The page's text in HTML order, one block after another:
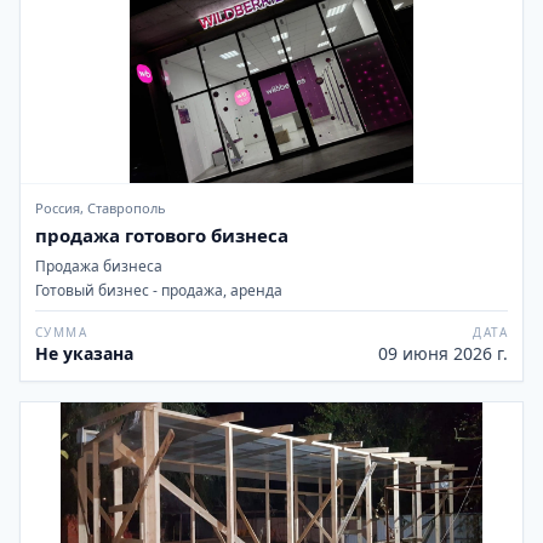
Россия, Ставрополь
продажа готового бизнеса
Продажа бизнеса
Готовый бизнес - продажа, аренда
СУММА
Не указана
ДАТА
09 июня 2026 г.